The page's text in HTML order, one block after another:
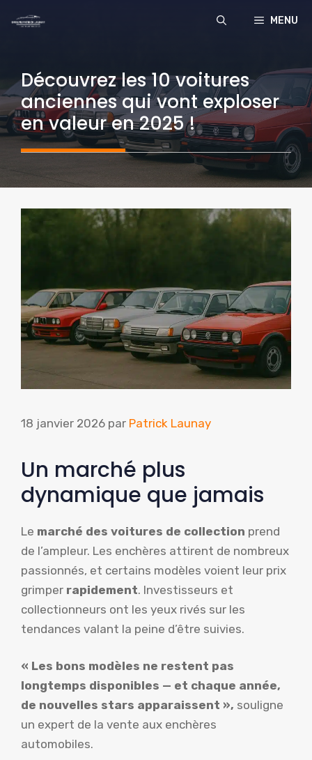
MENU
Découvrez les 10 voitures
anciennes qui vont exploser
en valeur en 2025 !
18 janvier 2026 par Patrick Launay
Un marché plus
dynamique que jamais
Le marché des voitures de collection prend
de l’ampleur. Les enchères attirent de nombreux
passionnés, et certains modèles voient leur prix
grimper rapidement. Investisseurs et
collectionneurs ont les yeux rivés sur les
tendances valant la peine d’être suivies.
« Les bons modèles ne restent pas
longtemps disponibles — et chaque année,
de nouvelles stars apparaissent », souligne
un expert de la vente aux enchères
automobiles.